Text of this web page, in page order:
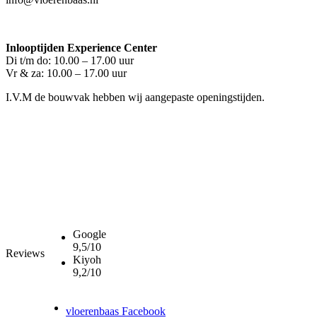
Inlooptijden Experience Center
Di t/m do: 10.00 – 17.00 uur
Vr & za: 10.00 – 17.00 uur
I.V.M de bouwvak hebben wij aangepaste openingstijden.
Reviews
Google
9,5/10
Kiyoh
9,2/10
vloerenbaas Facebook